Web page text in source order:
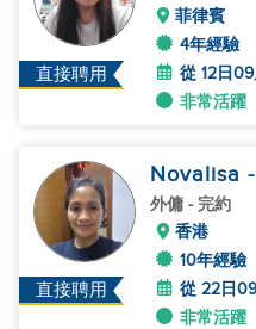
直接聘用
菲律賓
4年經驗
從 12日
非常活躍
直接聘用
Novalisa
外傭 - 完約
香港
10年經驗
從 22日
非常活躍